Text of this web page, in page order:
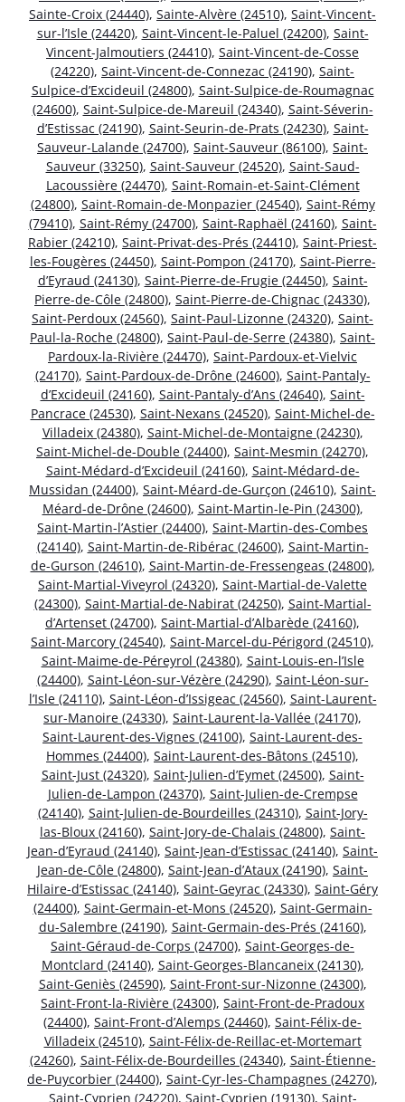
Sainte-Croix (24440), Sainte-Alvère (24510), Saint-Vincent-
sur-l’Isle (24420), Saint-Vincent-le-Paluel (24200), Saint-
Vincent-Jalmoutiers (24410), Saint-Vincent-de-Cosse
(24220), Saint-Vincent-de-Connezac (24190), Saint-
Sulpice-d’Excideuil (24800), Saint-Sulpice-de-Roumagnac
(24600), Saint-Sulpice-de-Mareuil (24340), Saint-Séverin-
d’Estissac (24190), Saint-Seurin-de-Prats (24230), Saint-
Sauveur-Lalande (24700), Saint-Sauveur (86100), Saint-
Sauveur (33250), Saint-Sauveur (24520), Saint-Saud-
Lacoussière (24470), Saint-Romain-et-Saint-Clément
(24800), Saint-Romain-de-Monpazier (24540), Saint-Rémy
(79410), Saint-Rémy (24700), Saint-Raphaël (24160), Saint-
Rabier (24210), Saint-Privat-des-Prés (24410), Saint-Priest-
les-Fougères (24450), Saint-Pompon (24170), Saint-Pierre-
d’Eyraud (24130), Saint-Pierre-de-Frugie (24450), Saint-
Pierre-de-Côle (24800), Saint-Pierre-de-Chignac (24330),
Saint-Perdoux (24560), Saint-Paul-Lizonne (24320), Saint-
Paul-la-Roche (24800), Saint-Paul-de-Serre (24380), Saint-
Pardoux-la-Rivière (24470), Saint-Pardoux-et-Vielvic
(24170), Saint-Pardoux-de-Drône (24600), Saint-Pantaly-
d’Excideuil (24160), Saint-Pantaly-d’Ans (24640), Saint-
Pancrace (24530), Saint-Nexans (24520), Saint-Michel-de-
Villadeix (24380), Saint-Michel-de-Montaigne (24230),
Saint-Michel-de-Double (24400), Saint-Mesmin (24270),
Saint-Médard-d’Excideuil (24160), Saint-Médard-de-
Mussidan (24400), Saint-Méard-de-Gurçon (24610), Saint-
Méard-de-Drône (24600), Saint-Martin-le-Pin (24300),
Saint-Martin-l’Astier (24400), Saint-Martin-des-Combes
(24140), Saint-Martin-de-Ribérac (24600), Saint-Martin-
de-Gurson (24610), Saint-Martin-de-Fressengeas (24800),
Saint-Martial-Viveyrol (24320), Saint-Martial-de-Valette
(24300), Saint-Martial-de-Nabirat (24250), Saint-Martial-
d’Artenset (24700), Saint-Martial-d’Albarède (24160),
Saint-Marcory (24540), Saint-Marcel-du-Périgord (24510),
Saint-Maime-de-Péreyrol (24380), Saint-Louis-en-l’Isle
(24400), Saint-Léon-sur-Vézère (24290), Saint-Léon-sur-
l’Isle (24110), Saint-Léon-d’Issigeac (24560), Saint-Laurent-
sur-Manoire (24330), Saint-Laurent-la-Vallée (24170),
Saint-Laurent-des-Vignes (24100), Saint-Laurent-des-
Hommes (24400), Saint-Laurent-des-Bâtons (24510),
Saint-Just (24320), Saint-Julien-d’Eymet (24500), Saint-
Julien-de-Lampon (24370), Saint-Julien-de-Crempse
(24140), Saint-Julien-de-Bourdeilles (24310), Saint-Jory-
las-Bloux (24160), Saint-Jory-de-Chalais (24800), Saint-
Jean-d’Eyraud (24140), Saint-Jean-d’Estissac (24140), Saint-
Jean-de-Côle (24800), Saint-Jean-d’Ataux (24190), Saint-
Hilaire-d’Estissac (24140), Saint-Geyrac (24330), Saint-Géry
(24400), Saint-Germain-et-Mons (24520), Saint-Germain-
du-Salembre (24190), Saint-Germain-des-Prés (24160),
Saint-Géraud-de-Corps (24700), Saint-Georges-de-
Montclard (24140), Saint-Georges-Blancaneix (24130),
Saint-Geniès (24590), Saint-Front-sur-Nizonne (24300),
Saint-Front-la-Rivière (24300), Saint-Front-de-Pradoux
(24400), Saint-Front-d’Alemps (24460), Saint-Félix-de-
Villadeix (24510), Saint-Félix-de-Reillac-et-Mortemart
(24260), Saint-Félix-de-Bourdeilles (24340), Saint-Étienne-
de-Puycorbier (24400), Saint-Cyr-les-Champagnes (24270),
Saint-Cyprien (24220), Saint-Cyprien (19130), Saint-